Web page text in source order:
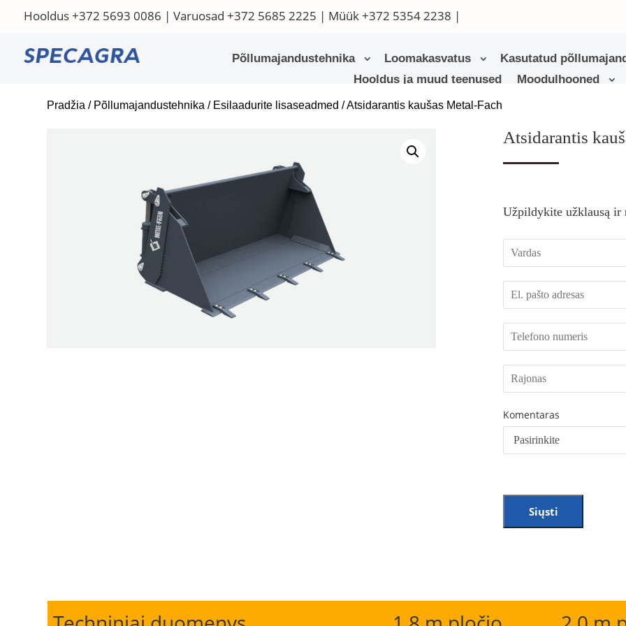
Hooldus+372 5693 0086 | Varuosad +372 5685 2225 | Müük+372 5354 2238 |
Põllumajandustehnika Loomakasvatus
Kasutatud
Hooldus ja muud teenused
Moodulhooned
Pradžia / Põllumajandustehnika / Esilaadurite lisaseadmed / Atsidarantis kaušas Metal-Fach
Atsidarantis
Užpildykite užklausą ir
Komentaras
Siųsti